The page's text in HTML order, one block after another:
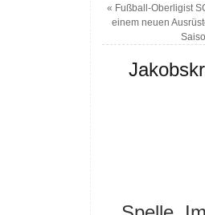
« Fußball-Oberligist
einem neuen